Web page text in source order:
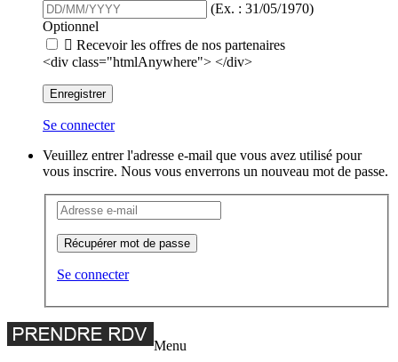
(Ex. : 31/05/1970)
Optionnel
 Recevoir les offres de nos partenaires
<div class="htmlAnywhere"> </div>
Enregistrer
Se connecter
Veuillez entrer l'adresse e-mail que vous avez utilisé pour
vous inscrire. Nous vous enverrons un nouveau mot de passe.
Récupérer mot de passe
Se connecter
Menu